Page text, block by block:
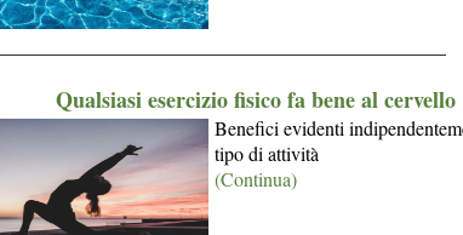
Qualsiasi esercizio fisico fa bene al cervello
Benefici evidenti
tipo di attività
(Continua)